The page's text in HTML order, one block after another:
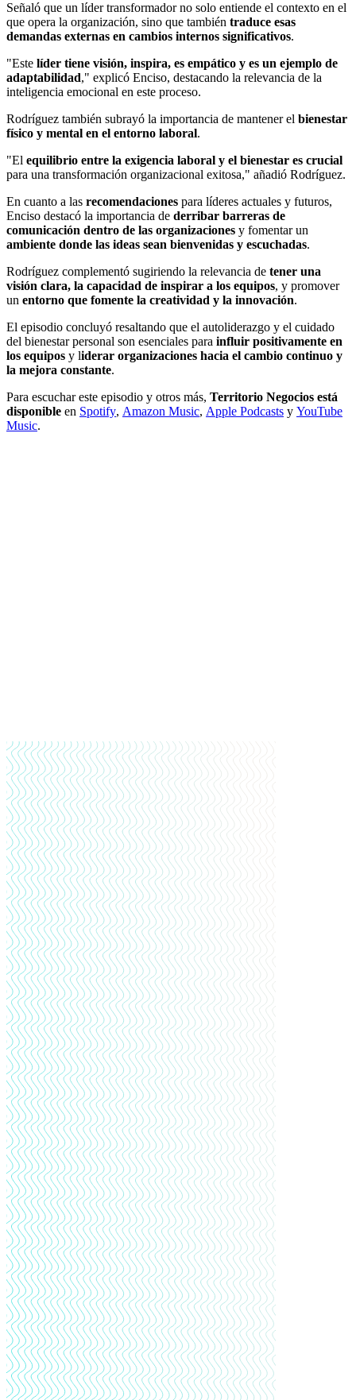
Señaló que un líder transformador no solo entiende el contexto en el
que opera la organización, sino que también traduce esas
demandas externas en cambios internos significativos.
"Este líder tiene visión, inspira, es empático y es un ejemplo de
adaptabilidad," explicó Enciso, destacando la relevancia de la
inteligencia emocional en este proceso.
Rodríguez también subrayó la importancia de mantener el bienestar
físico y mental en el entorno laboral.
"El equilibrio entre la exigencia laboral y el bienestar es crucial
para una transformación organizacional exitosa," añadió Rodríguez.
En cuanto a las recomendaciones para líderes actuales y futuros,
Enciso destacó la importancia de derribar barreras de
comunicación dentro de las organizaciones y fomentar un
ambiente donde las ideas sean bienvenidas y escuchadas.
Rodríguez complementó sugiriendo la relevancia de tener una
visión clara, la capacidad de inspirar a los equipos, y promover
un entorno que fomente la creatividad y la innovación.
El episodio concluyó resaltando que el autoliderazgo y el cuidado
del bienestar personal son esenciales para influir positivamente en
los equipos y liderar organizaciones hacia el cambio continuo y
la mejora constante.
Para escuchar este episodio y otros más, Territorio Negocios está
disponible en Spotify, Amazon Music, Apple Podcasts y YouTube
Music.